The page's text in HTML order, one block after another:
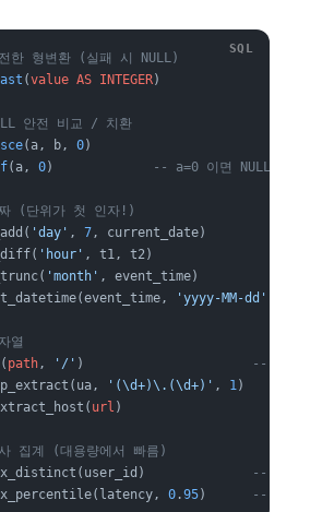
한 형변환 (실패 시 NULL)
(value AS INTEGER)
안전 비교 / 치환
(a, b, 0)
(a, 0) -- a=0 이면 NULL (0으
(단위가 첫 인자!)
'day' , 7, current_date)
'hour' , t1, t2)
'month' , event_time)
'yyyy-MM-dd'
열
path, '/' )
-- 배열로
'(\d+)\.(\d+)' , 1)
url )
집계 (대용량에서 빠름)
-- 근사
0 .95) -- p95